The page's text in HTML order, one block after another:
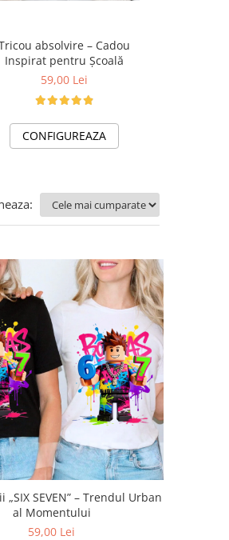
absolvire – Cadou
Inspirat pentru Școală
59,00 Lei
CONFIGUREAZA
„SIX SEVEN” – Trendul Urban
al Momentului
59,00 Lei